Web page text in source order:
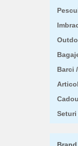
Barci